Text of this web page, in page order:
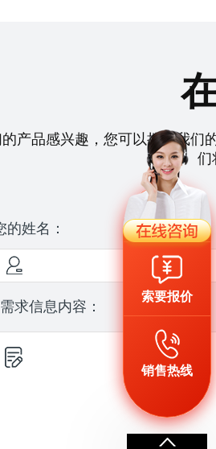
产品感兴趣，您可以拨打我们
们
的姓名：
求信息内容：
索要报价
销售热线